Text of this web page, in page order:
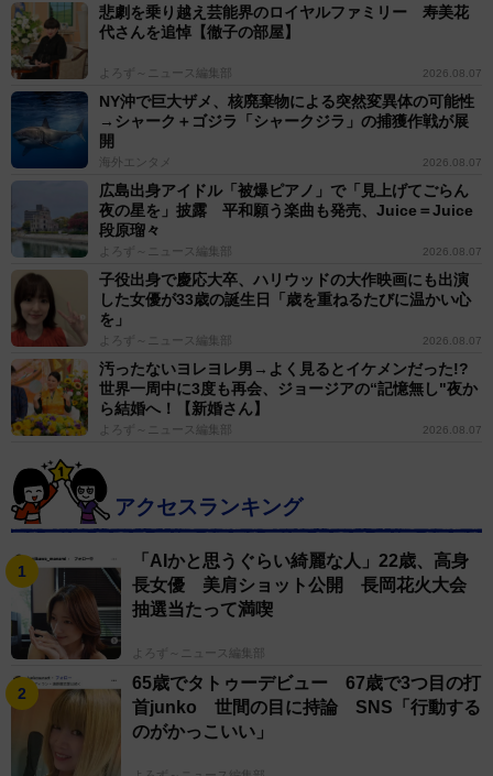
悲劇を乗り越え芸能界のロイヤルファミリー 寿美花
代さんを追悼【徹子の部屋】
よろず～ニュース編集部 2026.08.07
NY沖で巨大ザメ、核廃棄物による突然変異体の可能性
→シャーク＋ゴジラ「シャークジラ」の捕獲作戦が展
開
海外エンタメ 2026.08.07
広島出身アイドル「被爆ピアノ」で「見上げてごらん
夜の星を」披露 平和願う楽曲も発売、Juice＝Juice
段原瑠々
よろず～ニュース編集部 2026.08.07
子役出身で慶応大卒、ハリウッドの大作映画にも出演
した女優が33歳の誕生日「歳を重ねるたびに温かい心
を」
よろず～ニュース編集部 2026.08.07
汚ったないヨレヨレ男→よく見るとイケメンだった!?
世界一周中に3度も再会、ジョージアの“記憶無し"夜か
ら結婚へ！【新婚さん】
よろず～ニュース編集部 2026.08.07
アクセスランキング
「AIかと思うぐらい綺麗な人」22歳、高身
長女優 美肩ショット公開 長岡花火大会
抽選当たって満喫
よろず～ニュース編集部
65歳でタトゥーデビュー 67歳で3つ目の打
首junko 世間の目に持論 SNS「行動する
のがかっこいい」